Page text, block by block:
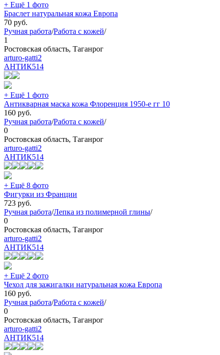
+ Ещё 1 фото
Браслет натуральная кожа Европа
70 руб.
Ручная работа/Работа с кожей/
1
Ростовская область, Таганрог
arturo-gatti2
АНТИК514
+ Ещё 1 фото
Антикварная маска кожа Флоренция 1950-е гг 10
160 руб.
Ручная работа/Работа с кожей/
0
Ростовская область, Таганрог
arturo-gatti2
АНТИК514
+ Ещё 8 фото
Фигурки из Франции
723 руб.
Ручная работа/Лепка из полимерной глины/
0
Ростовская область, Таганрог
arturo-gatti2
АНТИК514
+ Ещё 2 фото
Чехол для зажигалки натуральная кожа Европа
160 руб.
Ручная работа/Работа с кожей/
0
Ростовская область, Таганрог
arturo-gatti2
АНТИК514